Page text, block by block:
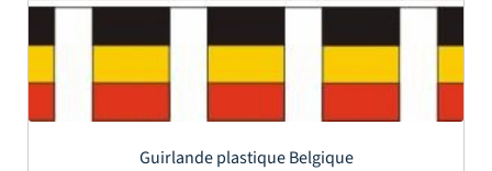
Guirlande plastique Belgique